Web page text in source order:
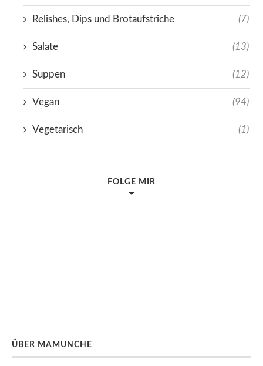
Relishes, Dips und Brotaufstriche (7)
Salate (13)
Suppen (12)
Vegan (94)
Vegetarisch (1)
FOLGE MIR
ÜBER MAMUNCHE